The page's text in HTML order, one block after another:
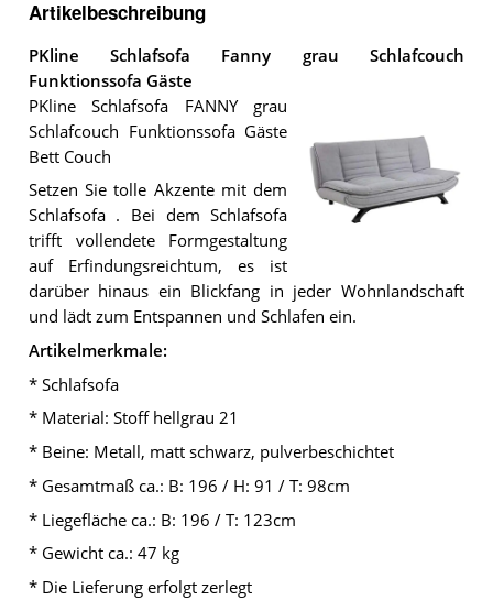
Artikelbeschreibung
PKline Schlafsofa Fanny grau Schlafcouch
Funktionssofa Gäste
PKline
Fanny
PKline Schlafsofa FANNY grau
Schlafcouch Funktionssofa Gäste
Bett Couch
Setzen Sie tolle Akzente mit dem
Schlafsofa . Bei dem Schlafsofa
trifft vollendete Formgestaltung
auf Erfindungsreichtum, es ist
darüber hinaus ein Blickfang in jeder Wohnlandschaft
und lädt zum Entspannen und Schlafen ein.
Artikelmerkmale:
* Schlafsofa
* Material: Stoff hellgrau 21
* Beine: Metall, matt schwarz, pulverbeschichtet
* Gesamtmaß ca.: B: 196 / H: 91 / T: 98cm
* Liegefläche ca.: B: 196 / T: 123cm
* Gewicht ca.: 47 kg
* Die Lieferung erfolgt zerlegt